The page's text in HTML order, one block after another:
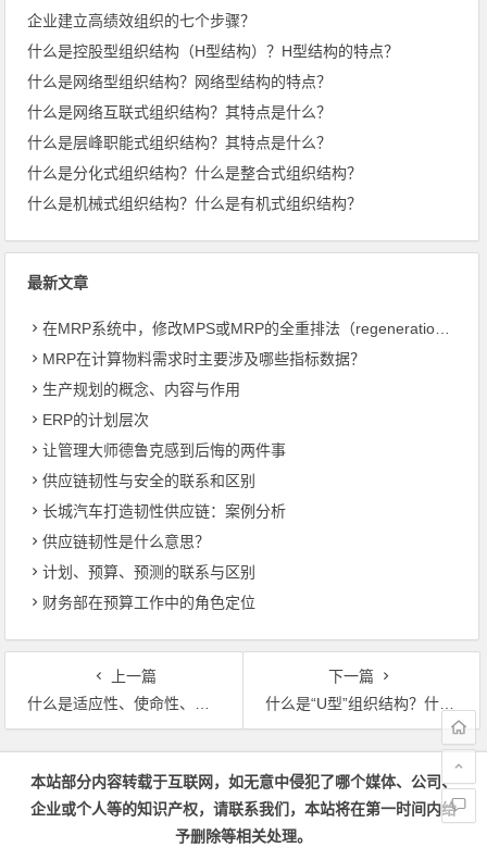
企业建立高绩效组织的七个步骤？
什么是控股型组织结构（H型结构）？H型结构的特点？
什么是网络型组织结构？网络型结构的特点？
什么是网络互联式组织结构？其特点是什么？
什么是层峰职能式组织结构？其特点是什么？
什么是分化式组织结构？什么是整合式组织结构？
什么是机械式组织结构？什么是有机式组织结构？
最新文章
在MRP系统中，修改MPS或MRP的全重排法（regeneration）和净改变法？
MRP在计算物料需求时主要涉及哪些指标数据？
生产规划的概念、内容与作用
ERP的计划层次
让管理大师德鲁克感到后悔的两件事
供应链韧性与安全的联系和区别
长城汽车打造韧性供应链：案例分析
供应链韧性是什么意思？
计划、预算、预测的联系与区别
财务部在预算工作中的角色定位
上一篇
什么是适应性、使命性、投入性、持续性组织文化？
下一篇
什么是“U型”组织结构？什么是“M型”组织结构？
文章导航
本站部分内容转载于互联网，如无意中侵犯了哪个媒体、公司、
企业或个人等的知识产权，请联系我们，本站将在第一时间内给
予删除等相关处理。